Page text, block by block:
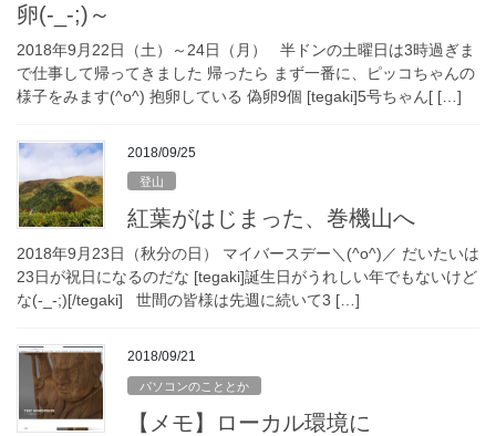
卵(-_-;)～
2018年9月22日（土）～24日（月） 半ドンの土曜日は3時過ぎま
で仕事して帰ってきました 帰ったら まず一番に、ピッコちゃんの
様子をみます(^o^) 抱卵している 偽卵9個 [tegaki]5号ちゃん[ […]
2018/09/25
登山
紅葉がはじまった、巻機山へ
2018年9月23日（秋分の日） マイバースデー＼(^o^)／ だいたいは
23日が祝日になるのだな [tegaki]誕生日がうれしい年でもないけど
な(-_-;)[/tegaki] 世間の皆様は先週に続いて3 […]
2018/09/21
パソコンのこととか
【メモ】ローカル環境に